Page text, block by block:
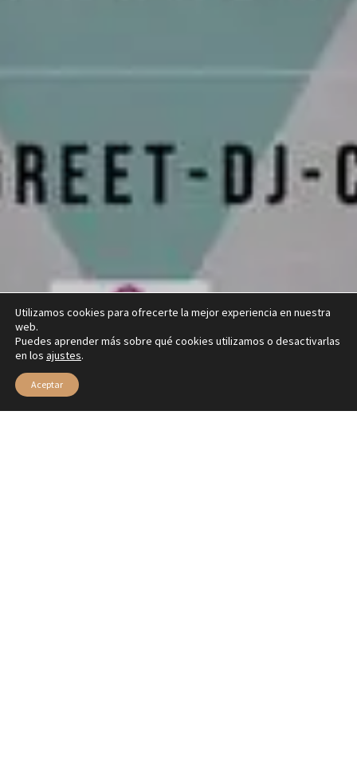
Utilizamos cookies para ofrecerte la mejor experiencia en nuestra
web.
Puedes aprender más sobre qué cookies utilizamos o desactivarlas
en los ajustes.
Aceptar